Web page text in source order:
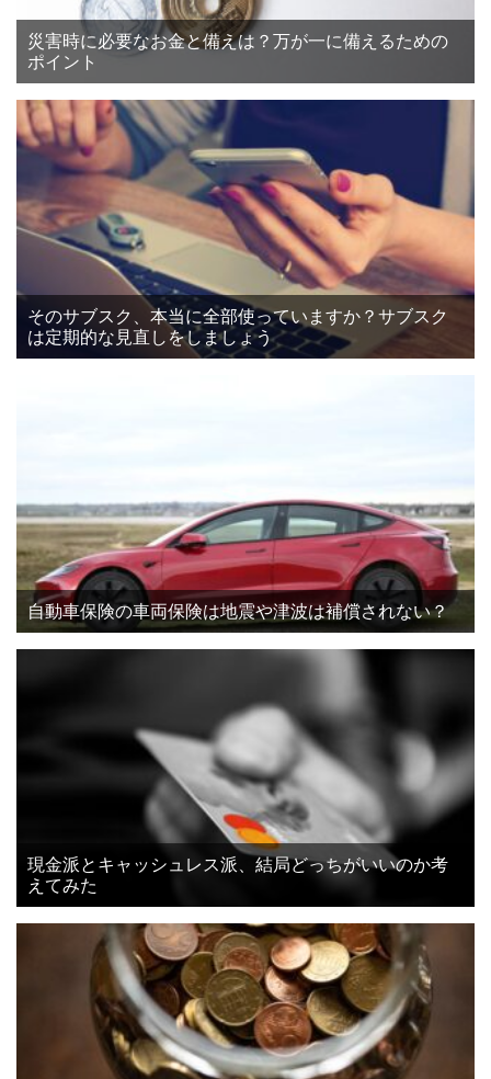
災害時に必要なお金と備えは？万が一に備えるための
ポイント
そのサブスク、本当に全部使っていますか？サブスク
は定期的な見直しをしましょう
自動車保険の車両保険は地震や津波は補償されない？
現金派とキャッシュレス派、結局どっちがいいのか考
えてみた